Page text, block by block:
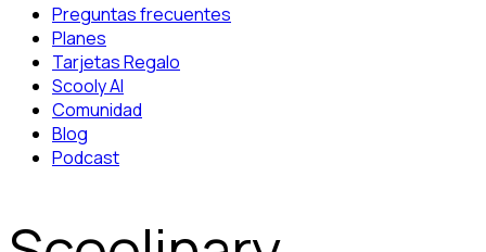
Preguntas frecuentes
Planes
Tarjetas Regalo
Scooly AI
Comunidad
Blog
Podcast